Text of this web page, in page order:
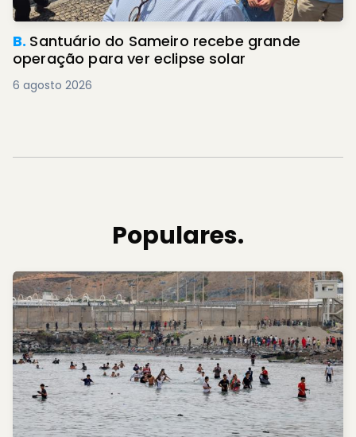
B. Santuário do Sameiro recebe grande
operação para ver eclipse solar
6 agosto 2026
Populares.